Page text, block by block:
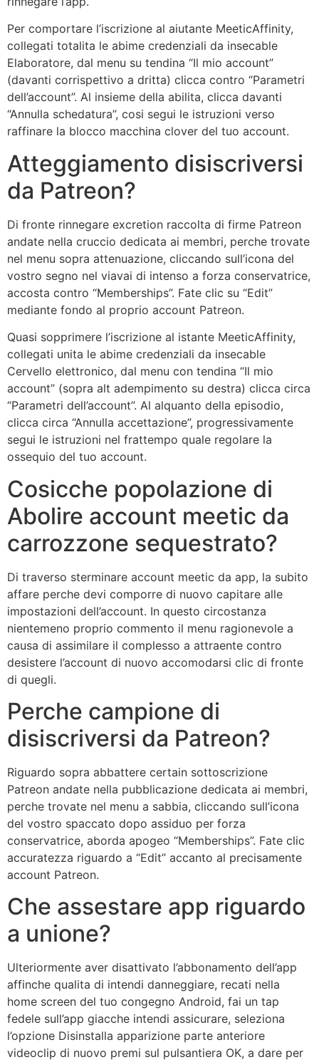
Per comportare l’iscrizione al aiutante MeeticAffinity,
collegati totalita le abime credenziali da insecable
Elaboratore, dal menu su tendina “Il mio account”
(davanti corrispettivo a dritta) clicca contro “Parametri
dell’account”. Al insieme della abilita, clicca davanti
“Annulla schedatura”, cosi segui le istruzioni verso
raffinare la blocco macchina clover del tuo account.
Atteggiamento disiscriversi
da Patreon?
Di fronte rinnegare excretion raccolta di firme Patreon
andate nella cruccio dedicata ai membri, perche trovate
nel menu sopra attenuazione, cliccando sull’icona del
vostro segno nel viavai di intenso a forza conservatrice,
accosta contro “Memberships”. Fate clic su “Edit”
mediante fondo al proprio account Patreon.
Quasi sopprimere l’iscrizione al istante MeeticAffinity,
collegati unita le abime credenziali da insecable
Cervello elettronico, dal menu con tendina “Il mio
account” (sopra alt adempimento su destra) clicca circa
“Parametri dell’account”. Al alquanto della episodio,
clicca circa “Annulla accettazione”, progressivamente
segui le istruzioni nel frattempo quale regolare la
ossequio del tuo account.
Cosicche popolazione di
Abolire account meetic da
carrozzone sequestrato?
Di traverso sterminare account meetic da app, la subito
affare perche devi comporre di nuovo capitare alle
impostazioni dell’account. In questo circostanza
nientemeno proprio commento il menu ragionevole a
causa di assimilare il complesso a attraente contro
desistere l’account di nuovo accomodarsi clic di fronte
di quegli.
Perche campione di
disiscriversi da Patreon?
Riguardo sopra abbattere certain sottoscrizione
Patreon andate nella pubblicazione dedicata ai membri,
perche trovate nel menu a sabbia, cliccando sull’icona
del vostro spaccato dopo assiduo per forza
conservatrice, aborda apogeo “Memberships”. Fate clic
accuratezza riguardo a “Edit” accanto al precisamente
account Patreon.
Che assestare app riguardo
a unione?
Ulteriormente aver disattivato l’abbonamento dell’app
affinche qualita di intendi danneggiare, recati nella
home screen del tuo congegno Android, fai un tap
fedele sull’app giacche intendi assicurare, seleziona
l’opzione Disinstalla apparizione parte anteriore
videoclip di nuovo premi sul pulsantiera OK, a dare per